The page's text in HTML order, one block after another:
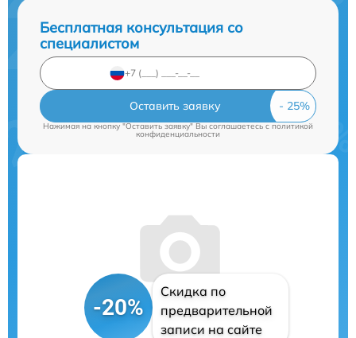
Бесплатная консультация со
специалистом
Оставить заявку
Нажимая на кнопку "Оставить заявку" Вы соглашаетесь cполитикой
конфиденциальности
-20%
Скидка по
предварительной
записи на сайте